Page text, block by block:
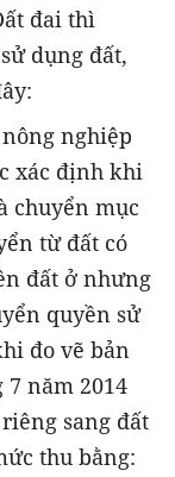
đai thì
dụng đất,
nghiệp
xác định khi
chuyển mục
từ đất có
đất ở nhưng
quyền sử
đo vẽ bản
năm 2014
sang đất
thu bằng: